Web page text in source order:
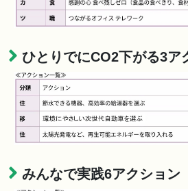
ひとりでにCO2下がる3ア
みんなで実践6アクション